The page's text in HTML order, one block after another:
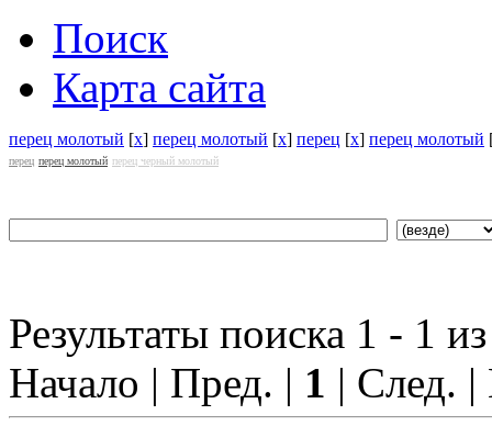
Поиск
Карта сайта
перец молотый [x] перец молотый [x] перец [x] перец молотый
перец перец молотый перец черный молотый
Результаты поиска 1 - 1
Начало | Пред. | 1 | След.